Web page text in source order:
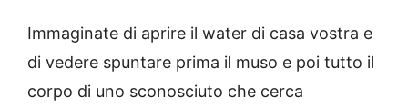
Immaginate di aprire il water di casa vostra e
di vedere spuntare prima il muso e poi tutto il
corpo di uno sconosciuto che cerca